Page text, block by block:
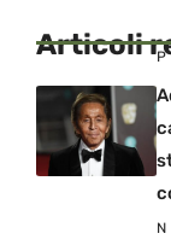
Articoli